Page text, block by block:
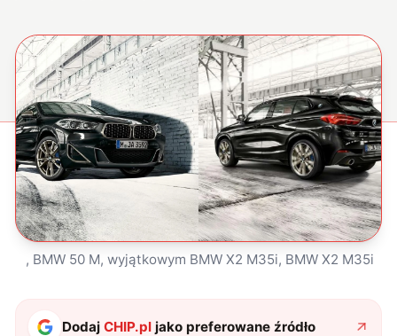
, BMW 50 M, wyjątkowym BMW X2 M35i, BMW X2 M35i
DodajCHIP.pl jako preferowane źródło